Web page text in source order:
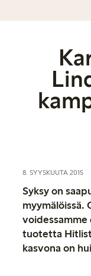
8. SYYSKUUTA 2015
Syksy on
myymälöissä.
voidessamme
tuotetta
kasvona on